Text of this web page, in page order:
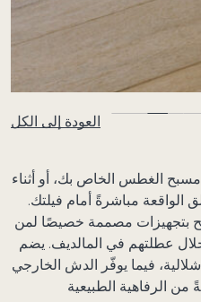
العودة إلى الكل
الغطس الخاص بك، أو أثناء
الواقعة مباشرةً أمام فيلتك.
بتجهيزات مصممة خصيصًا لمن
عطلتهم في المالديف. يضم
فيما يوفّر الدش الخارجي